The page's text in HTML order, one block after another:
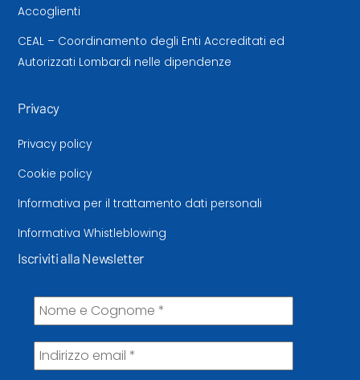
Accoglienti
CEAL – Coordinamento degli Enti Accreditati ed
Autorizzati Lombardi nelle dipendenze
Privacy
Privacy policy
Cookie policy
Informativa per il trattamento dati personali
Informativa Whistleblowing
Iscriviti alla Newsletter